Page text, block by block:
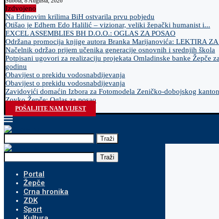
Izdvojeno
Na Edinovim krilima BiH ostvarila prvu pobjedu
Otišao je Edhem Edo Halilić – vizionar, veliki žepački humanist i...
EXCEL ASSEMBLIES BH D.O.O.: OGLAS ZA POSAO
Održana promocija knjige autora Branka Marijanovića: LEKTIRA
Načelnik održao prijem učenika generacije osnovnih i srednjih škola
Potpisani ugovori za realizaciju projekata Omladinske banke Žepče
godinu
Obavijest o prekidu vodosnabdijevanja
Obavijest o prekidu vodosnabdijevanja
Zavidovići domaćin Izbora za Fotomodela Zeničko-dobojskog
Zovko Žepče: Oglas za posao
POŠALJITE NAM VIJEST
Traži
Traži
Portal
Žepče
Crna hronika
ZDK
Sport